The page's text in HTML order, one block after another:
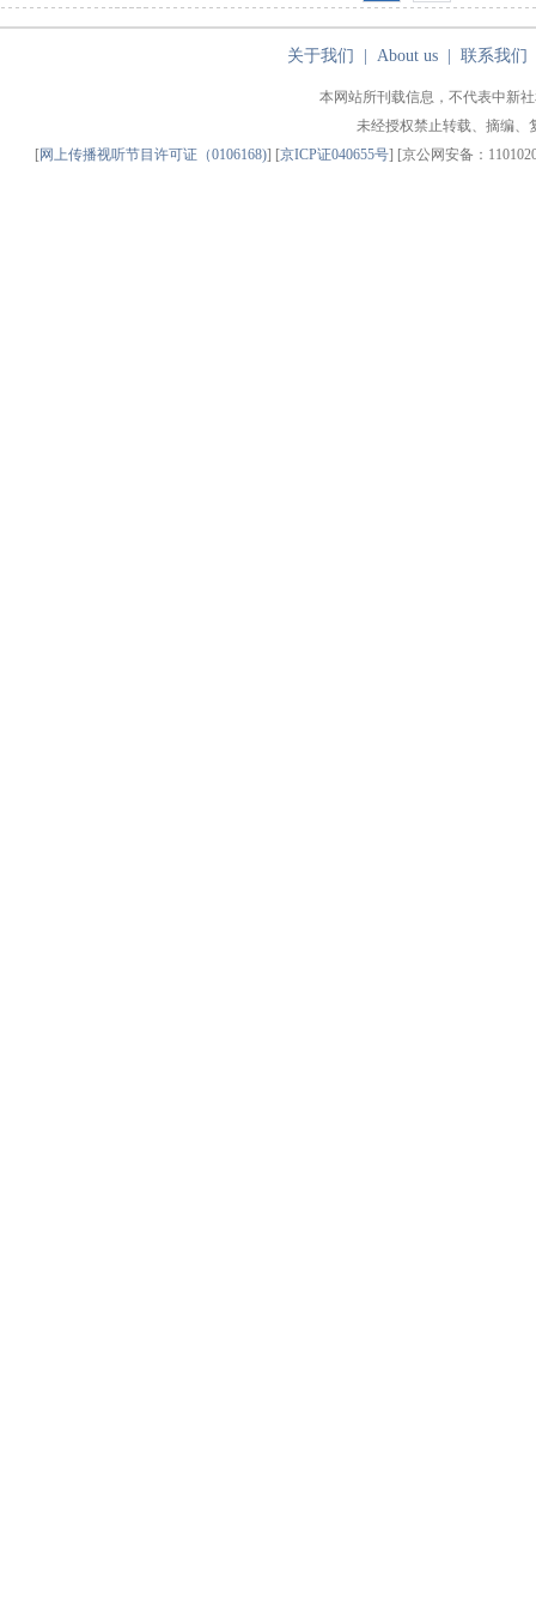
关于我们 About us| 联系我们
本网站所刊载信息，不代表中新
未经授权禁止转载、摘编、
[网上传播视听节目许可证（0106168)] [京ICP证040655号] [京公网安备：